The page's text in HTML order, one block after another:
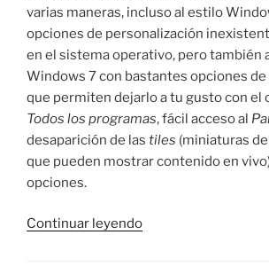
varias maneras, incluso al estilo
opciones de personalización
en el sistema operativo, pero también
Windows 7 con bastantes opciones
que permiten dejarlo a tu gusto con el
Todos los programas, fácil acceso al
desaparición de las tiles (miniaturas
que pueden mostrar contenido en
opciones.
Continuar leyendo«Menú